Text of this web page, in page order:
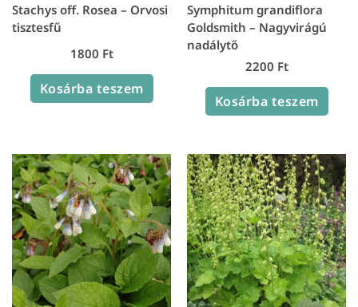
Stachys off. Rosea – Orvosi
tisztesfű
1800 Ft
Kosárba teszem
Symphitum grandiflora
Goldsmith – Nagyvirágú
nadálytő
2200 Ft
Kosárba teszem